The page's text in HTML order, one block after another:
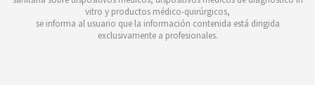
vitro y productos médico-quirúrgicos,
se informa al usuario que la información contenida está dirigida
exclusivamente a profesionales.